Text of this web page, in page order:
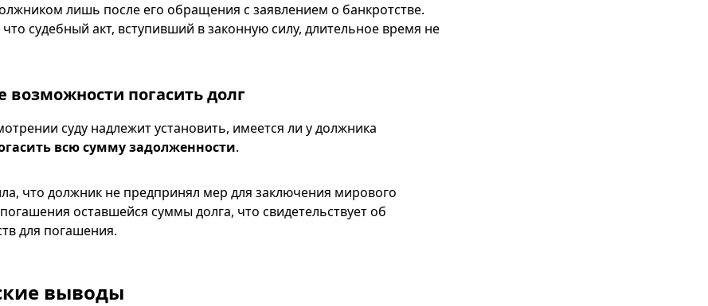
лишь после его обращения с заявлением о банкротстве.
судебный акт, вступивший в законную силу, длительное время не
возможности погасить долг
суду надлежит установить, имеется ли у должника
всю сумму задолженности.
что должник не предпринял мер для заключения мирового
оставшейся суммы долга, что свидетельствует об
для погашения.
выводы